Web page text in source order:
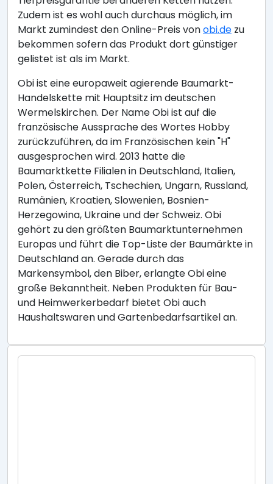
Zudem ist es wohl auch durchaus möglich, im
Markt zumindest den Online-Preis vonobi.de zu
bekommen sofern das Produkt dort günstiger
gelistet ist als im Markt.
Obi ist eine europaweit agierende Baumarkt-
Handelskette mit Hauptsitz im deutschen
Wermelskirchen. Der Name Obi ist auf die
französische Aussprache des Wortes Hobby
zurückzuführen, da im Französischen kein "H"
ausgesprochen wird. 2013 hatte die
Baumarktkette Filialen in Deutschland, Italien,
Polen, Österreich, Tschechien, Ungarn, Russland,
Rumänien, Kroatien, Slowenien, Bosnien-
Herzegowina, Ukraine und der Schweiz. Obi
gehört zu den größten Baumarktunternehmen
Europas und führt die Top-Liste der Baumärkte in
Deutschland an. Gerade durch das
Markensymbol, den Biber, erlangte Obi eine
große Bekanntheit. Neben Produkten für Bau-
und Heimwerkerbedarf bietet Obi auch
Haushaltswaren und Gartenbedarfsartikel an.